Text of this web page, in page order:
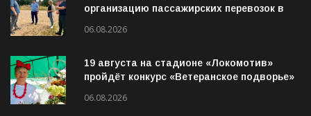
Прокуратура держит на контроле
06.08.2026
19 августа на стадионе «Локомотив»